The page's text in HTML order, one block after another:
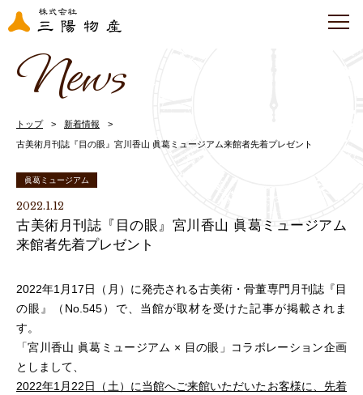
News
トップ 新着情報
古美術月刊誌『目の眼』宮川香山 眞葛ミュージアム来館者先着プレゼント
眞葛ミュージアム
2022.1.12
古美術月刊誌『目の眼』宮川香山 眞葛ミュージアム
来館者先着プレゼント
2022年1月17日（月）に発売される古美術・骨董専門月刊誌『目
の眼』（No.545）で、当館が取材を受けた記事が掲載されま
す。
「宮川香山 眞葛ミュージアム × 目の眼」コラボレーション企画
としまして、
2022年1月22日（土）に当館へご来館いただいたお客様に、先着